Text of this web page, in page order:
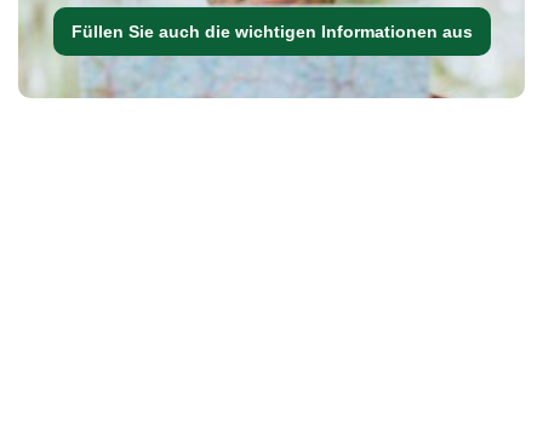
Füllen Sie auch die wichtigen Informationen aus